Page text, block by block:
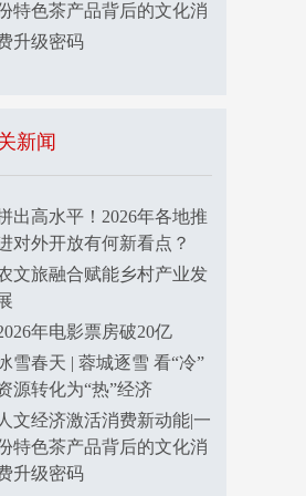
特色茶产品背后的文化消
升级密码
新闻
出高水平！2026年各地推
对外开放有何新看点？
文旅融合赋能乡村产业发
年电影票房破20亿
雪春天 | 蓉城逐雪 看“冷”
源转化为“热”经济
人文经济激活消费新动能|一
特色茶产品背后的文化消
升级密码